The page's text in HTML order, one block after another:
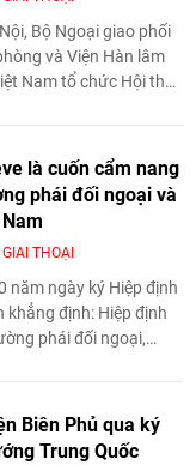
Bộ Ngoại giao phối
và Viện Hàn lâm
Nam tổ chức Hội thảo
là cuốn cẩm nang
phái đối ngoại và
GIAI THOẠI
năm ngày ký Hiệp định
khẳng định: Hiệp định
phái đối ngoại,
Biên Phủ qua ký
Trung Quốc